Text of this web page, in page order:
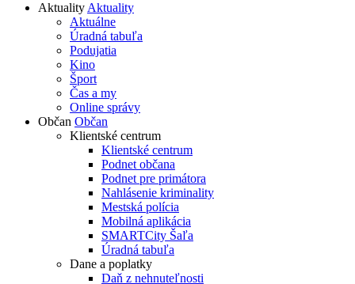
Aktuality Aktuality
Aktuálne
Úradná tabuľa
Podujatia
Kino
Šport
Čas a my
Online správy
Občan Občan
Klientské centrum
Klientské centrum
Podnet občana
Podnet pre primátora
Nahlásenie kriminality
Mestská polícia
Mobilná aplikácia
SMARTCity Šaľa
Úradná tabuľa
Dane a poplatky
Daň z nehnuteľnosti